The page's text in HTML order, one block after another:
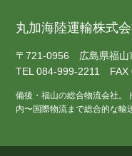
丸加海陸運輸株式
〒721-0956 広島県福山
TEL 084-999-2211 FAX
備後・福山の総合物流会社。
内〜国際物流まで総合的な輸